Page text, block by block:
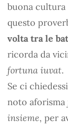
buona cultura
questo
volta tra le
ricorda da
fortuna iuvat.
Se ci
noto aforisma
insieme, per